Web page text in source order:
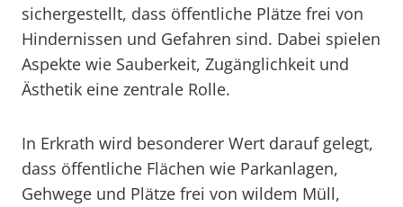
sichergestellt, dass öffentliche Plätze frei von
Hindernissen und Gefahren sind. Dabei spielen
Aspekte wie Sauberkeit, Zugänglichkeit und
Ästhetik eine zentrale Rolle.
In Erkrath wird besonderer Wert darauf gelegt,
dass öffentliche Flächen wie Parkanlagen,
Gehwege und Plätze frei von wildem Müll,